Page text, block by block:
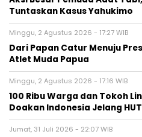
Tuntaskan Kasus Yahukimo
Minggu, 2 Agustus 2026 - 17:27 WIB
Dari Papan Catur Menuju
Atlet Muda Papua
Minggu, 2 Agustus 2026 - 17:16 WIB
100 Ribu Warga dan Tokoh
Doakan Indonesia Jelang HUT
Jumat, 31 Juli 2026 - 22:07 WIB